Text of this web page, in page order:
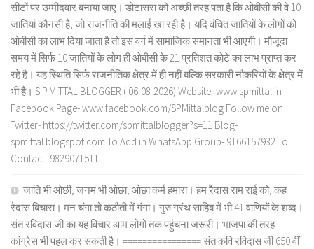
सीटों पर उम्मीदवार बनाया जाए। डोटासरा को अच्छी तरह पता है कि ओबीसी की वे 10
जातियां कौनसी है, जो राजनीति की मलाई खा रही है। यदि वंचित जातियों के लोगों को
ओबीसी का लाभ दिया जाता है तो इस वर्ग में सामाजिक समानता भी आएगी। मौजूदा
समय में सिर्फ 10 जातियों के लोग ही ओबीसी के 21 प्रतिशत कोटे का लाभ प्राप्त कर
रहे है। यह स्थिति सिर्फ राजनीतिक क्षेत्र में ही नहीं बल्कि सरकारी नौकरियों के क्षेत्र में
भी है। S.P.MITTAL BLOGGER ( 06-08-2026) Website- www.spmittal.in
Facebook Page- www.facebook.com/SPMittalblog Follow me on
Twitter- https://twitter.com/spmittalblogger?s=11 Blog-
spmittal.blogspot.com To Add in WhatsApp Group- 9166157932 To
Contact- 9829071511
जाति भी ओछी, जनम भी ओछा, ओछा कर्म हमारा। हम रैदास राम राई को, कह
रैदास बिचारा। मन चंगा तो कठौती में गंगा। गुरु ग्रंथ साहिब में भी 41 वाणियों के शब्द।
संत रविदास जी का यह विचार आम लोगों तक पहुंचना जरूरी। भाजपा की तरह
कांग्रेस भी पहल कर सकती है। ================ संत कवि रविदास जी 650 वीं